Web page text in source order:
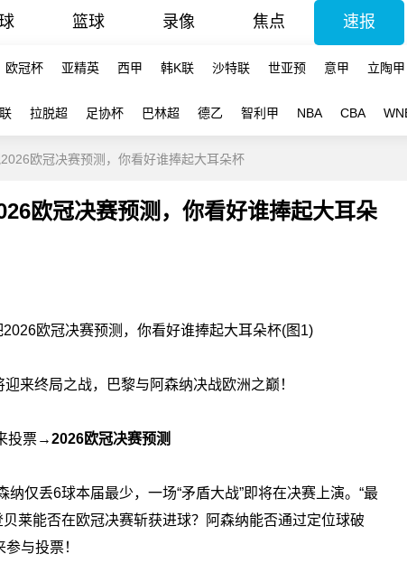
篮球 录像 焦点 速报
欧冠杯 亚精英 西甲 韩K联 沙特联 世亚预 意甲 立陶甲
拉脱超 足协杯 巴林超 德乙 智利甲 NBA CBA
欧冠决赛预测，你看好谁捧起大耳朵杯
欧冠决赛预测，你看好谁捧起大耳朵
来终局之战，巴黎与阿森纳决战欧洲之巅！
投票→2026欧冠决赛预测
仅丢6球本届最少，一场“矛盾大战”即将在决赛上演。“最
莱能否在欧冠决赛斩获进球？阿森纳能否通过定位球破
与投票！